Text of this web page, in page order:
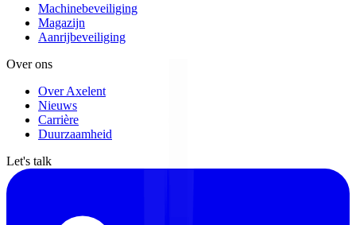
Machinebeveiliging
Magazijn
Aanrijbeveiliging
Over ons
Over Axelent
Nieuws
Carrière
Duurzaamheid
Let's talk